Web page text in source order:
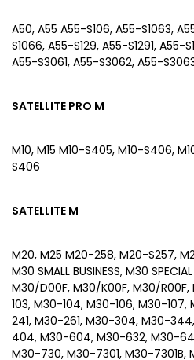
A50, A55 A55-S106, A55-S1063,
S1066, A55-S129, A55-S1291, A55-
A55-S3061, A55-S3062, A55-
SATELLITE PRO M
M10, M15 M10-S405, M10-S406,
S406
SATELLITE M
M20, M25 M20-258, M20-S257,
M30 SMALL BUSINESS, M30
M30/D00F, M30/K00F, M30/
103, M30-104, M30-106, M30-
241, M30-261, M30-304, M30-
404, M30-604, M30-632, M30-
M30-730, M30-7301, M30-